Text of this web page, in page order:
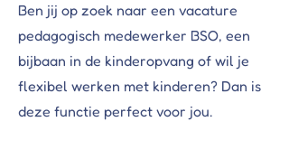
Ben jij op zoek naar een vacature
pedagogisch medewerker BSO, een
bijbaan in de kinderopvang of wil je
flexibel werken met kinderen? Dan is
deze functie perfect voor jou.